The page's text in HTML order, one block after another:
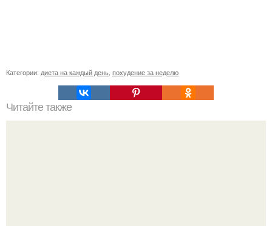
Категории: диета на каждый день похудение за неделю
Читайте также